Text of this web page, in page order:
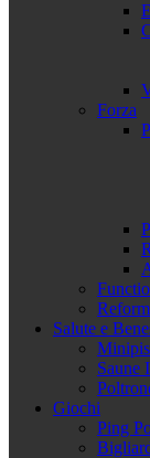
Forza
Salute e
Saune
Giochi
Ping